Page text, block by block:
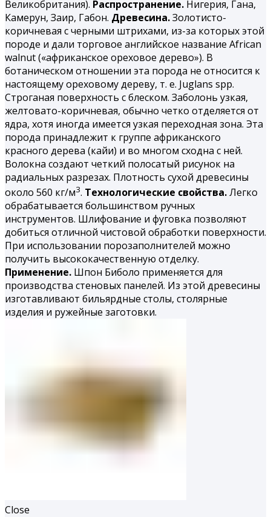
Великобритания). Распространение. Нигерия, Гана,
Камерун, Заир, Габон. Древесина.Золотисто-
коричневая с черными штрихами, из-за которых этой
породе и дали торговое английское название African
walnut («африканское ореховое дерево»). В
ботаническом отношении эта порода не относится к
настоящему ореховому дереву, т. е. Juglans spp.
Строганая поверхность с блеском. Заболонь узкая,
желтовато-коричневая, обычно четко отделяется от
ядра, хотя иногда имеется узкая переходная зона. Эта
порода принадлежит к группе африканского
красного дерева (кайи) и во многом сходна с ней.
Волокна создают четкий полосатый рисунок на
радиальных разрезах. Плотность сухой древесины
около 560 кг/м3. Технологические свойства.Легко
обрабатывается большинством ручных
инструментов. Шлифование и фуговка позволяют
добиться отличной чистовой обработки поверхности.
При использовании порозаполнителей можно
получить высококачественную отделку.
Применение. Шпон Биболо применяется для
производства стеновых панелей. Из этой древесины
изготавливают бильярдные столы, столярные
изделия и ружейные заготовки.
Close